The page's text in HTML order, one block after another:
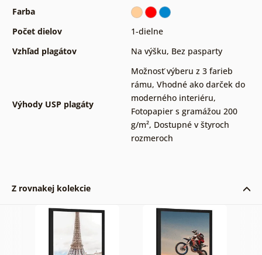
Farba
Počet dielov
1-dielne
Vzhľad plagátov
Na výšku, Bez pasparty
Výhody USP plagáty
Možnosť výberu z 3 farieb
rámu, Vhodné ako darček do
moderného interiéru,
Fotopapier s gramážou 200
g/m², Dostupné v štyroch
rozmeroch
Z rovnakej kolekcie